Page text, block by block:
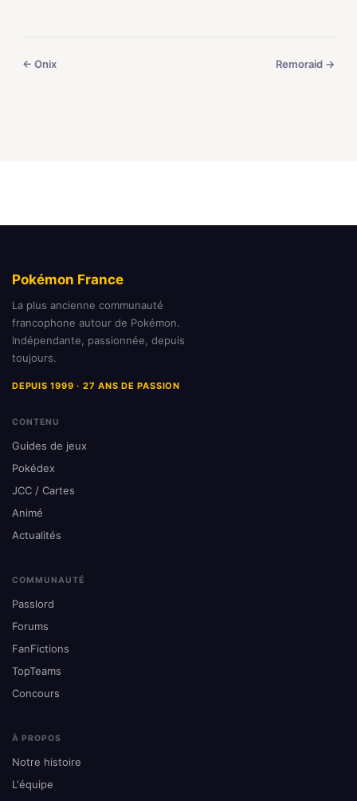
← Onix Remoraid →
Pokémon France
La plus ancienne communauté
francophone autour de Pokémon.
Indépendante, passionnée, depuis
toujours.
DEPUIS 1999 · 27 ANS DE PASSION
CONTENU
Guides de jeux
Pokédex
JCC / Cartes
Animé
Actualités
COMMUNAUTÉ
Passlord
Forums
FanFictions
TopTeams
Concours
À PROPOS
Notre histoire
L'équipe